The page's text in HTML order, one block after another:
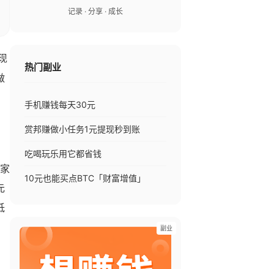
记录 · 分享 · 成长
热门副业
手机赚钱每天30元
赏邦赚做小任务1元提现秒到账
吃喝玩乐用它都省钱
10元也能买点BTC「财富增值」
副业